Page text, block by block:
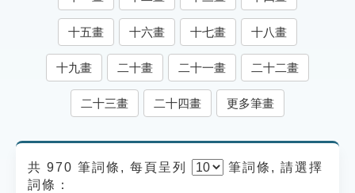
生命大百科索引
遊戲專區
貓頭鷹博士
十五畫 十六畫 十七畫 十八畫
十九畫 二十畫 二十一畫 二十二畫
二十三畫 二十四畫 更多筆畫
共 970 筆詞條, 每頁呈列 筆詞條, 請選擇
詞條：